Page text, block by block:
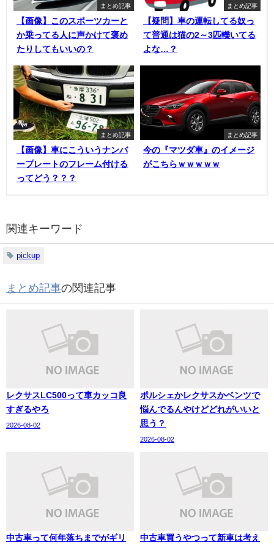
まとめ記事
【画像】このスポーツカーと
か乗ってる人に声かけて褒め
たりしてもいいの？
まとめ記事
【疑問】車の運転してる奴っ
て普通は猫の2～3匹轢いてる
よな…？
まとめ記事
【画像】車にこういうナンバ
ープレートのフレーム付ける
ってどう？？？
まとめ記事
今の『マツダ車』のイメージ
がこちらｗｗｗｗｗ
関連キーワード
pickup
まとめ記事の関連記事
レクサスLC500って車カッコ良
すぎるやろ
2026-08-02
ポルシェかレクサスかベンツで
悩んでるんやけどどれがいいと
思う？
2026-08-02
中古車って何年落ちまでがギリ
中古車買うやつって新車は考え